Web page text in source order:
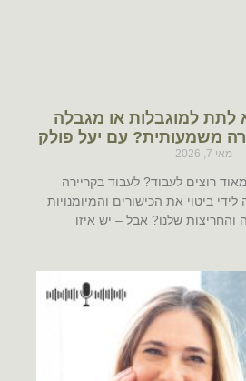
לא לתת למוגבלות או מגבלה
משמעותית? עם יעל פולק
מאי 7, 2026
רוצים לעבוד? לעבוד בקריירה
ביטוי את הכישורים והמיומנויות
והחריצות שלנו? אבל – יש איזו